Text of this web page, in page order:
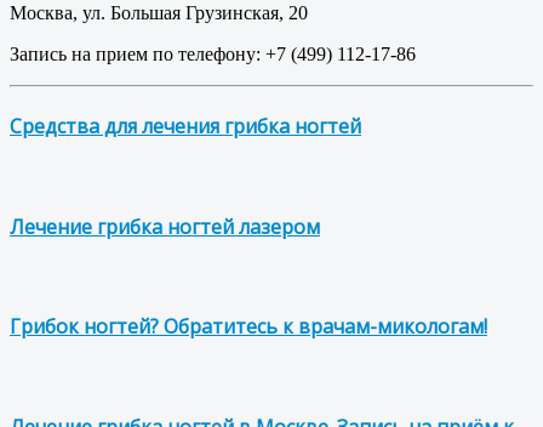
Москва, ул. Большая Грузинская, 20
Запись на прием по телефону: +7 (499) 112-17-86
Средства для лечения грибка ногтей
Лечение грибка ногтей лазером
Грибок ногтей? Обратитесь к врачам-микологам!